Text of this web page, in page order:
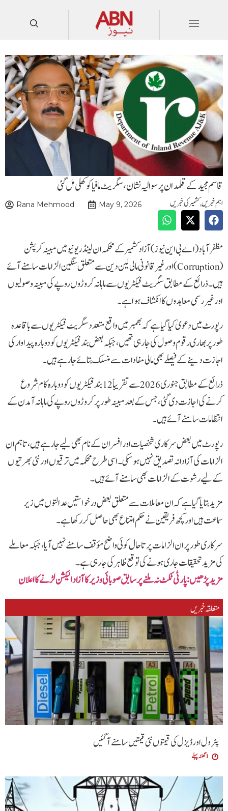
قاسم مجید کے قلمدان پر سوالیہ نشان،سگریٹ مافیا کو کھلی مل گئی
اہم خبریں,کشمیر کی خبریں Rana Mehmood May 9, 2026
مظفرآباد( اے بی این نیوز) آزاد کشمیر کے محکمہ ان لینڈ ریونیو میں مبینہ کرپشن
(Corruption)اور غیر قانونی مالی لین دین سے متعلق سنگین الزامات سامنے آئے
ہیں۔ ذرائع کے مطابق سگریٹ فیکٹریوں سے ماہانہ کروڑوں روپے کی مبینہ وصولیوں
اور غیر رسمی معاہدوں کا انکشاف ہوا ہے۔
رپورٹ میں دعویٰ کیا گیا ہے کہ بھمبر میں واقع متعدد سگریٹ فیکٹریوں سے باقاعدہ
طور پر بھاری رقوم وصول کی جا رہی تھیں، جبکہ بعض بند فیکٹریوں کو دوبارہ پیداوار کی
اجازت دینے کے فیصلے بھی مالی مفادات سے منسلک بتائے جا رہے ہیں۔
ذرائع کے مطابق جنوری 2026 سے تقریباً 12 بند فیکٹریوں کو دوبارہ کام شروع
کرنے کی اجازت دی گئی، جس کے بعد مبینہ طور پر کروڑوں روپے کی ماہانہ آمدن کے
انتظامات سامنے آئے ہیں۔
رپورٹ میں بعض سرکاری شخصیات اور افسران کے نام بھی لیے جا رہے ہیں، تاہم ان
الزامات کی آزادانہ تصدیق نہیں ہو سکی۔ اسی طرح محکمہ میں ترقیوں اور نئی بھرتیوں
کے لیے رشوت کے الزامات بھی سامنے آئے ہیں۔
مزید بتایا گیا ہے کہ ان معاملات سے متعلق بعض درخواستیں عدالتوں میں زیر
سماعت ہیں اور کچھ فریقین نے حکم امتناع بھی حاصل کر رکھا ہے۔
سرکاری طور پر ان الزامات پر تاحال کوئی واضح مؤقف سامنے نہیں آیا، جبکہ معاملے
کی مزید تحقیقات جاری ہونے کی توقع ظاہر کی جا رہی ہے۔
مزید پڑھیں‌:پارٹی ٹکٹ نہ ملنے پر سابق صوبائی وزیر کا آزاد الیکشن لڑنے کا اعلان
متعلقہ خبریں
پٹرول اور ڈیزل کی قیمتوں نئی قیمتیں سامنے آگئیں
1 گھنٹہ پہلے